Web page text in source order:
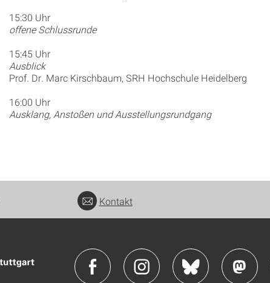
15:30 Uhr
offene Schlussrunde
15:45 Uhr
Ausblick
Prof. Dr. Marc Kirschbaum, SRH Hochschule Heidelberg
16:00 Uhr
Ausklang, Anstoßen und Ausstellungsrundgang
Kontakt